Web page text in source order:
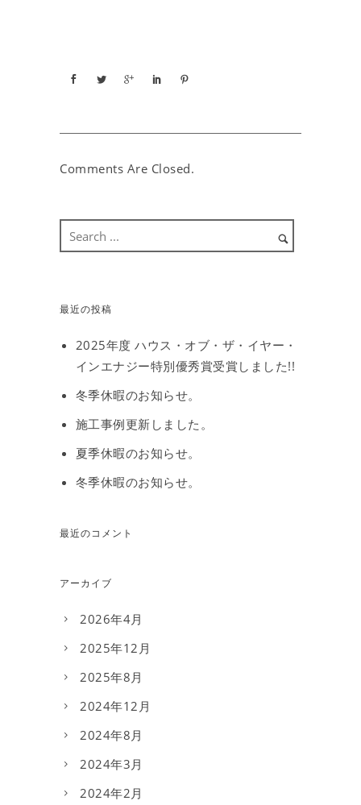
Comments Are Closed.
最近の投稿
2025年度 ハウス・オブ・ザ・イヤー・
インエナジー特別優秀賞受賞しました!!
冬季休暇のお知らせ。
施工事例更新しました。
夏季休暇のお知らせ。
冬季休暇のお知らせ。
最近のコメント
アーカイブ
2026年4月
2025年12月
2025年8月
2024年12月
2024年8月
2024年3月
2024年2月